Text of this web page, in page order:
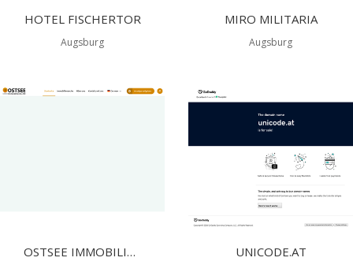
HOTEL FISCHERTOR
Augsburg
MIRO MILITARIA
Augsburg
OSTSEE IMMOBILIEN UNICODE.AT